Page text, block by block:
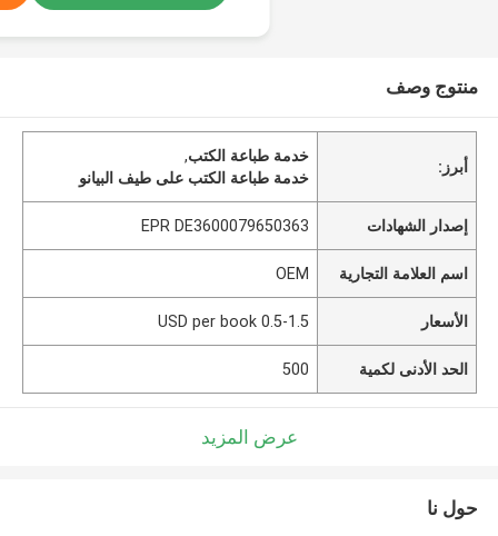
منتوج وصف
أبرز:
خدمة طباعة الكتب,
خدمة طباعة الكتب على طيف البيانو
إصدار الشهادات EPR DE3600079650363
اسم العلامة التجارية OEM
الأسعار 0.5-1.5 USD per book
الحد الأدنى لكمية 500
عرض المزيد
حول نا